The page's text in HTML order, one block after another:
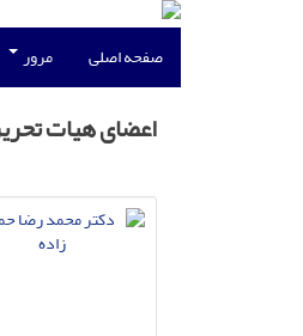
صفحه اصلی مرور
اعضای هیات